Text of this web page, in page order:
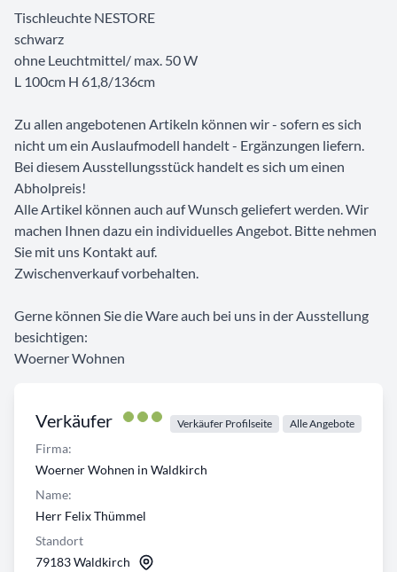
Verkäufer Verkäufer Profilseite Alle Angebote
Firma:
Woerner Wohnen in Waldkirch
Name:
Herr Felix Thümmel
Standort
79183 Waldkirch
Tischleuchte NESTORE
schwarz
ohne Leuchtmittel/ max. 50 W
L 100cm H 61,8/136cm
Zu allen angebotenen Artikeln können wir - sofern es sich
nicht um ein Auslaufmodell handelt - Ergänzungen liefern.
Bei diesem Ausstellungsstück handelt es sich um einen
Abholpreis!
Alle Artikel können auch auf Wunsch geliefert werden. Wir
machen Ihnen dazu ein individuelles Angebot. Bitte nehmen
Sie mit uns Kontakt auf.
Zwischenverkauf vorbehalten.
Gerne können Sie die Ware auch bei uns in der Ausstellung
besichtigen:
Woerner Wohnen